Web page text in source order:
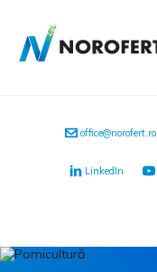
office@norofert.ro
LinkedIn